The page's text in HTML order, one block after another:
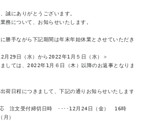
誠にありがとうございます。
務について、お知らせいたします。
勝手ながら下記期間は年末年始休業とさせていただきま
月29日（水）から2022年1月５日（水）＞
しては、2022年1月６日（木）以降のお返事となりま
荷日程につきまして、下記の通りお知らせいたします。
注文受付締切日時　････12月24日（金）　16時
）